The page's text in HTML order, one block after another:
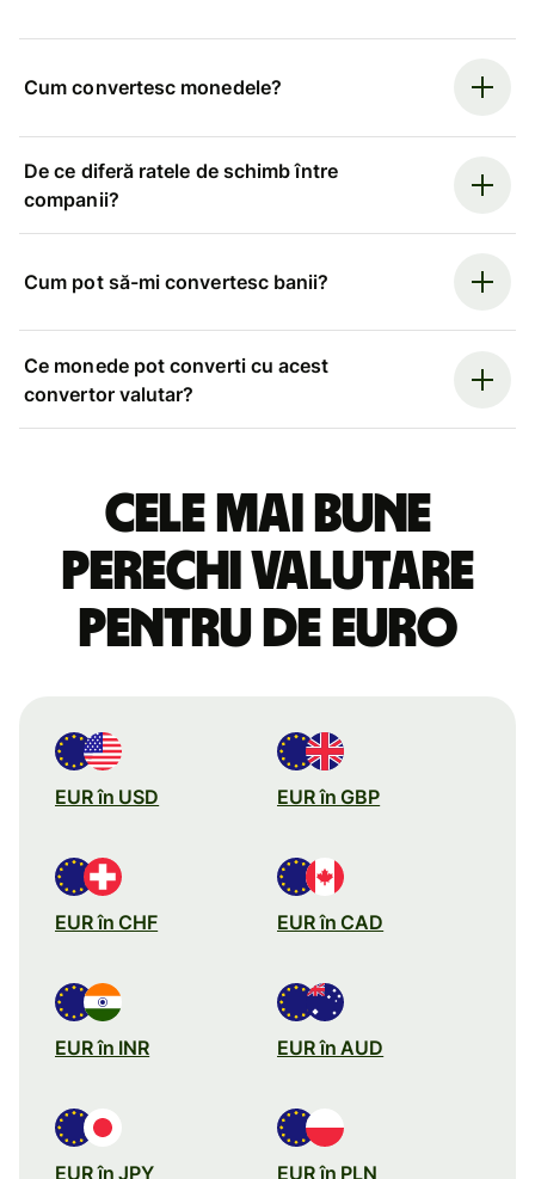
Cum convertesc monedele?
De ce diferă ratele de schimb între
companii?
Cum pot să-mi convertesc banii?
Ce monede pot converti cu acest
convertor valutar?
Cele mai bune
perechi valutare
pentru de euro
EUR în USD EUR în GBP
EUR în CHF EUR în CAD
EUR în INR EUR în AUD
EUR în JPY EUR în PLN